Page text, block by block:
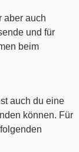
aber auch
und für
beim
auch du eine
können. Für